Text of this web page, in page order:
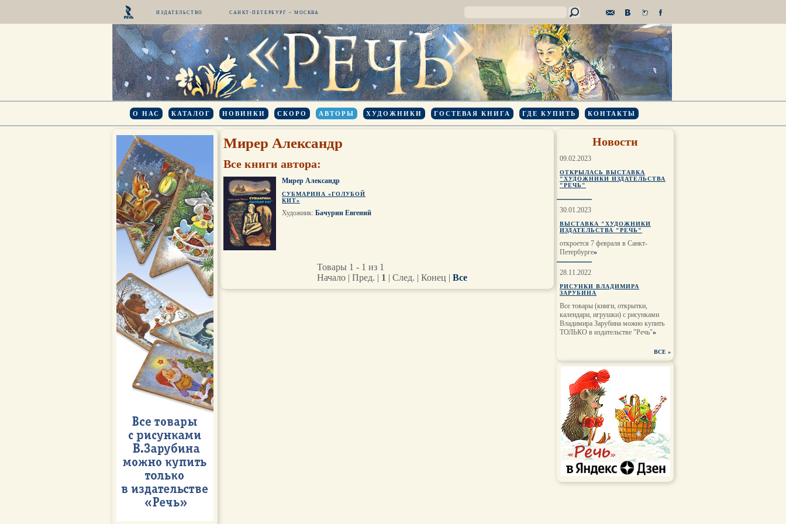
ИЗДАТЕЛЬСТВО САНКТ-ПЕТЕРБУРГ – МОСКВА
О НАС КАТАЛОГ НОВИНКИ СКОРО АВТОРЫ ХУДОЖНИКИ ГОСТЕВАЯ КНИГА ГДЕ КУПИТЬ КОНТАКТЫ
Мирер Александр
Все книги автора:
Мирер Александр
СУБМАРИНА «ГОЛУБОЙ
КИТ»
Художник: Бачурин Евгений
Товары 1 - 1 из 1
Начало | Пред. | 1 | След. | Конец | Все
Новости
09.02.2023
ОТКРЫЛАСЬ ВЫСТАВКА
"ХУДОЖНИКИ ИЗДАТЕЛЬСТВА
"РЕЧЬ"
30.01.2023
ВЫСТАВКА "ХУДОЖНИКИ
ИЗДАТЕЛЬСТВА "РЕЧЬ"
откроется 7 февраля в Санкт-
Петербурге»
28.11.2022
РИСУНКИ ВЛАДИМИРА
ЗАРУБИНА
Все товары (книги, открытки,
календари, игрушки) с рисунками
Владимира Зарубина можно купить
ТОЛЬКО в издательстве "Речь"»
ВСЕ »